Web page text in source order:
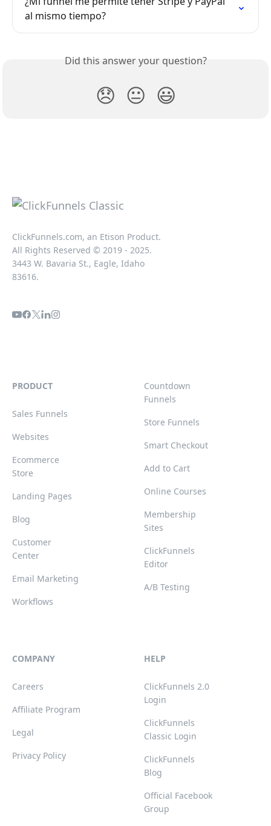
al mismo tiempo?
Did this answer your question?
😞 😐 😃
ClickFunnels.com, an Etison Product.
All Rights Reserved © 2019 - 2025.
3443 W. Bavaria St., Eagle, Idaho
83616.
PRODUCT
Sales Funnels
Websites
Ecommerce
Store
Landing Pages
Blog
Customer
Center
Email Marketing
Workflows
Countdown
Funnels
Store Funnels
Smart Checkout
Add to Cart
Online Courses
Membership
Sites
ClickFunnels
Editor
A/B Testing
COMPANY
Careers
Affiliate Program
Legal
Privacy Policy
HELP
ClickFunnels 2.0
Login
ClickFunnels
Classic Login
ClickFunnels
Blog
Official Facebook
Group